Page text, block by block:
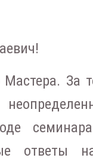
За
ответы